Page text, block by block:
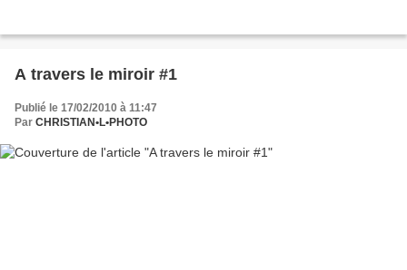
A travers le miroir #1
Publié le 17/02/2010 à 11:47
Par CHRISTIAN•L•PHOTO